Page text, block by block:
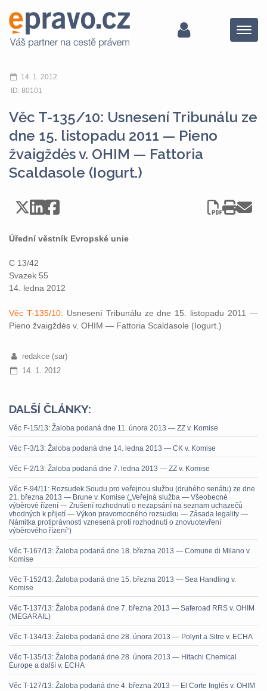
Menu
14. 1. 2012
ID: 80101
Věc T-135/10: Usnesení Tribunálu ze
dne 15. listopadu 2011 — Pieno
žvaigždės v. OHIM — Fattoria
Scaldasole (Iogurt.)
Úřední věstník Evropské unie
C 13/42
Svazek 55
14. ledna 2012
Věc T-135/10: Usnesení Tribunálu ze dne 15. listopadu 2011 —
Pieno žvaigždės v. OHIM — Fattoria Scaldasole (Iogurt.)
redakce (sar)
14. 1. 2012
DALŠÍ ČLÁNKY:
Věc F-15/13: Žaloba podaná dne 11. února 2013 — ZZ v. Komise
Věc F-3/13: Žaloba podaná dne 14. ledna 2013 — CK v. Komise
Věc F-2/13: Žaloba podaná dne 7. ledna 2013 — ZZ v. Komise
Věc F-94/11: Rozsudek Soudu pro veřejnou službu (druhého senátu) ze dne
21. března 2013 — Brune v. Komise („Veřejná služba — Všeobecné
výběrové řízení — Zrušení rozhodnutí o nezapsání na seznam uchazečů
vhodných k přijetí — Výkon pravomocného rozsudku — Zásada legality —
Námitka protiprávnosti vznesená proti rozhodnutí o znovuotevření
výběrového řízení“)
Věc T-167/13: Žaloba podaná dne 18. března 2013 — Comune di Milano v.
Komise
Věc T-152/13: Žaloba podaná dne 15. března 2013 — Sea Handling v.
Komise
Věc T-137/13: Žaloba podaná dne 7. března 2013 — Saferoad RRS v. OHIM
(MEGARAIL)
Věc T-134/13: Žaloba podaná dne 28. února 2013 — Polynt a Sitre v. ECHA
Věc T-135/13: Žaloba podaná dne 28. února 2013 — Hitachi Chemical
Europe a další v. ECHA
Věc T-127/13: Žaloba podaná dne 4. března 2013 — El Corte Inglés v. OHIM